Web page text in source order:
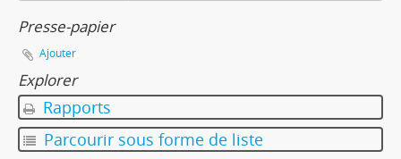
Presse-papier
Ajouter
Explorer
Rapports
Parcourir sous forme de liste